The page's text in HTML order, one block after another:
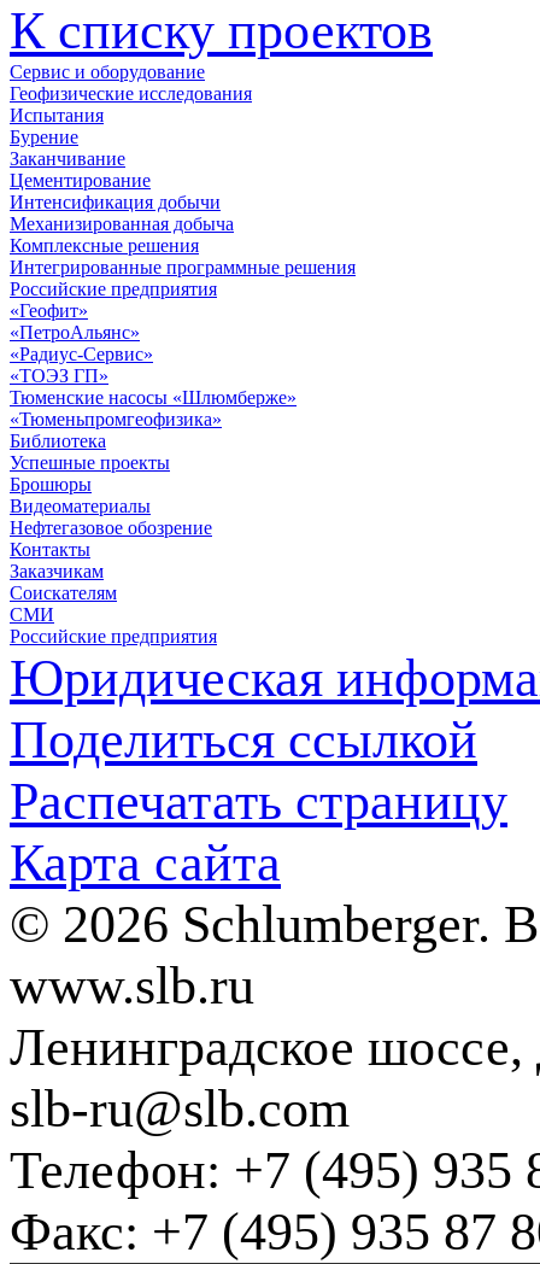
К списку проектов
Сервис и оборудование
Геофизические исследования
Испытания
Бурение
Заканчивание
Цементирование
Интенсификация добычи
Механизированная добыча
Комплексные решения
Интегрированные программные решения
Российские предприятия
«Геофит»
«ПетроАльянс»
«Радиус-Сервис»
«ТОЭЗ ГП»
Тюменские насосы «Шлюмберже»
«Тюменьпромгеофизика»
Библиотека
Успешные проекты
Брошюры
Видеоматериалы
Нефтегазовое обозрение
Контакты
Заказчикам
Соискателям
СМИ
Российские предприятия
Юридическая
Поделиться ссылкой
Распечатать страницу
Карта сайта
© 2026 Schlumberger.
www.slb.ru
Ленинградское
slb-ru@slb.com
Телефон: +7 (495) 935
Факс: +7 (495) 935 87